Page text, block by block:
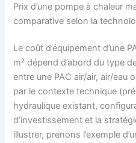
Prix d’une pompe à chaleur
comparative selon la
Le coût d’équipement d’une
m² dépend d’abord du type
entre une PAC air/air, air/eau
par le contexte technique
hydraulique existant,
d’investissement et la
illustrer, prenons l’exemple